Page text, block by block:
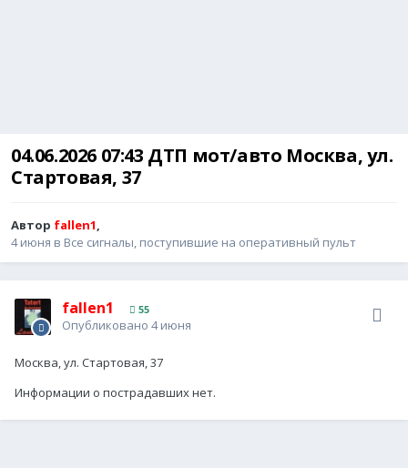
04.06.2026 07:43 ДТП мот/авто Москва, ул.
Стартовая, 37
Автор fallen1,
4 июня в Все сигналы, поступившие на оперативный пульт
fallen1 55
Опубликовано 4 июня
Москва, ул. Стартовая, 37
Информации о пострадавших нет.